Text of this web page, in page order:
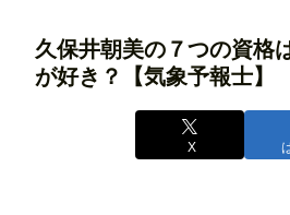
久保井朝美の７つの資格
が好き？【気象予報士】
X